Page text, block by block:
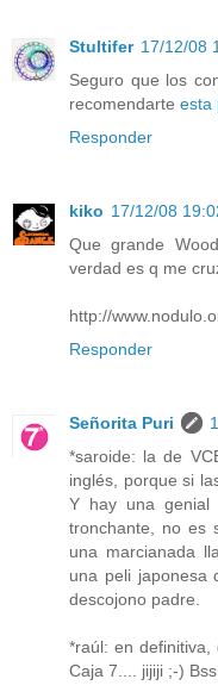
Stultifer 17/12/08
Seguro que los
recomendarte esta
Responder
kiko 17/12/08
Que grande
verdad es q me
http://
Responder
Señorita Puri
*saroide: la de
inglés, porque si
Y hay una genial
tronchante, no es
una marcianada
una peli japonesa
descojono padre.
*raúl: en
Caja 7.... jijiji ;-) Bss